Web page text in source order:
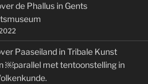
de Phallus in Gents
Paaseiland in Tribale Kunst
￼parallel met tentoonstelling in